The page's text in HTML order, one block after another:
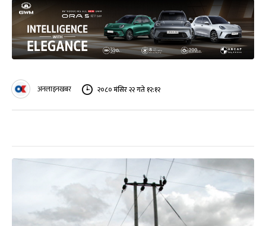
अनलाइनखबर २०८० मंसिर २२ गते १२:१२